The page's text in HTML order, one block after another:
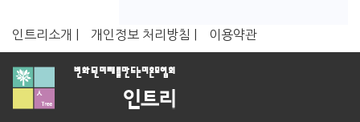
인트리소개 | 개인정보 처리방침 | 이용약관